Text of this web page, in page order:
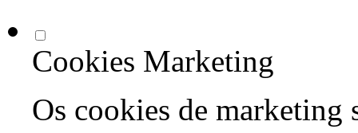
Cookies Marketing
Os cookies de marketing